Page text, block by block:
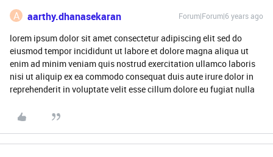
A aarthy.dhanasekaran Forum|Forum|6 years ago
lorem ipsum dolor sit amet consectetur adipiscing elit sed do
eiusmod tempor incididunt ut labore et dolore magna aliqua ut
enim ad minim veniam quis nostrud exercitation ullamco laboris
nisi ut aliquip ex ea commodo consequat duis aute irure dolor in
reprehenderit in voluptate velit esse cillum dolore eu fugiat nulla